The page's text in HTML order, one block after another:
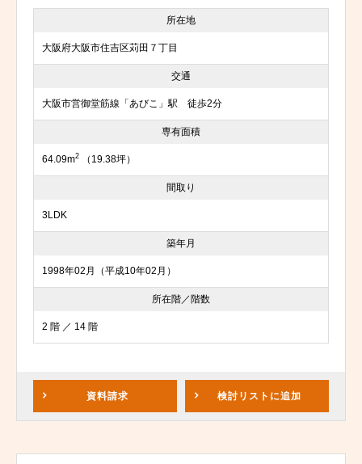
所在地
大阪府大阪市住吉区苅田７丁目
交通
大阪市営御堂筋線「あびこ」駅 徒歩2分
専有面積
64.09m2 （19.38坪）
間取り
3LDK
築年月
1998年02月（平成10年02月）
所在階／階数
2 階 ／ 14 階
資料請求 検討リスト に追加